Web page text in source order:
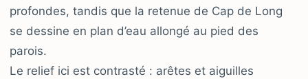
profondes, tandis que la retenue de Cap de Long
se dessine en plan d’eau allongé au pied des
parois.
Le relief ici est contrasté : arêtes et aiguilles